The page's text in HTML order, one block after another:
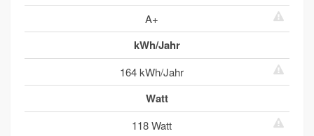
A+
kWh/Jahr
164 kWh/Jahr
Watt
118 Watt